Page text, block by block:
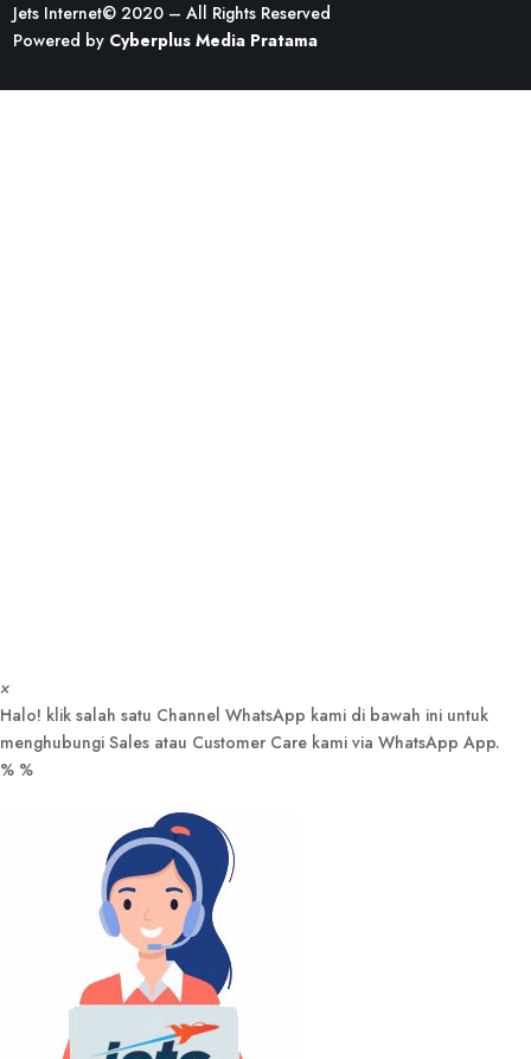
Jets Internet© 2020 – All Rights Reserved
Powered by Cyberplus Media Pratama
×
Halo! klik salah satu Channel WhatsApp kami di bawah ini untuk
menghubungi Sales atau Customer Care kami via WhatsApp App.
% %